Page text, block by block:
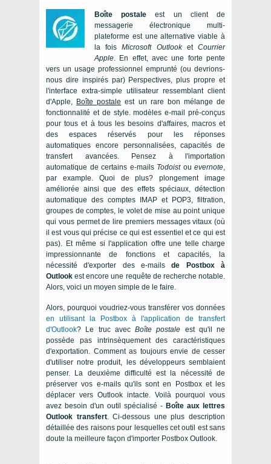
Boîte postale est un client de
messagerie électronique multi-
plateforme est une alternative viable à
la foisMicrosoft OutlooketCourrier
Apple. En effet, avec une forte pente
vers un usage professionnel emprunté (ou devrions-
nous dire inspirés par) Perspectives, plus propre et
l'interface extra-simple utilisateur ressemblant client
d'Apple, Boîte postale est un rare bon mélange de
fonctionnalité et de style. modèles e-mail pré-conçus
pour tous et à tous les besoins d'affaires, macros et
des espaces réservés pour les réponses
automatiques encore personnalisées, capacités de
transfert avancées. Pensez à l'importation
automatique de certains e-mails Todoistou evernote,
par example. Quoi de plus? plongement image
améliorée ainsi que des effets spéciaux, détection
automatique des comptes IMAP et POP3, filtration,
groupes de comptes, le volet de mise au point unique
qui vous permet de lire premiers messages vitaux (où
il est vous qui précise ce qui est essentiel et ce qui est
pas). Et même si l'application offre une telle charge
impressionnante de fonctions et capacités, la
nécessité d'exporter des e-mailsde Postbox à
Outlook est encore une requête de recherche notable.
Alors, voici un moyen simple de le faire.
Alors, pourquoi voudriez-vous transférer vos données
en utilisant la Postbox à l'application de transfert
d'Outlook? Le truc avec Boîte postale est qu'il ne
possède pas intrinsèquement des caractéristiques
d'exportation. Comment as toujours envie de cesser
d'utiliser notre produit, les développeurs semblaient
penser. La deuxième difficulté est la nécessité de
préserver vos e-mails qu'ils sont en Postbox et les
déplacer vers Outlook intacte. Voilà pourquoi vous
avez besoin d'un outil spécialisé - Boîte aux lettres
Outlook transfert. Ci-dessous une plus description
détaillée des raisons pour lesquelles cet outil est sans
doute la meilleure façon d'importer Postbox Outlook.